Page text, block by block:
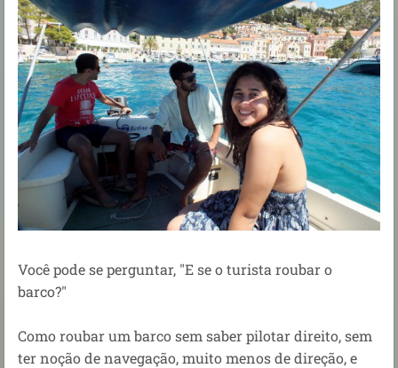
Você pode se perguntar, "E se o turista roubar o
barco?"
Como roubar um barco sem saber pilotar direito, sem
ter noção de navegação, muito menos de direção, e